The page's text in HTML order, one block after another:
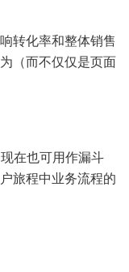
转化率和整体销售
（而不仅仅是页面
在也可用作漏斗
旅程中业务流程的